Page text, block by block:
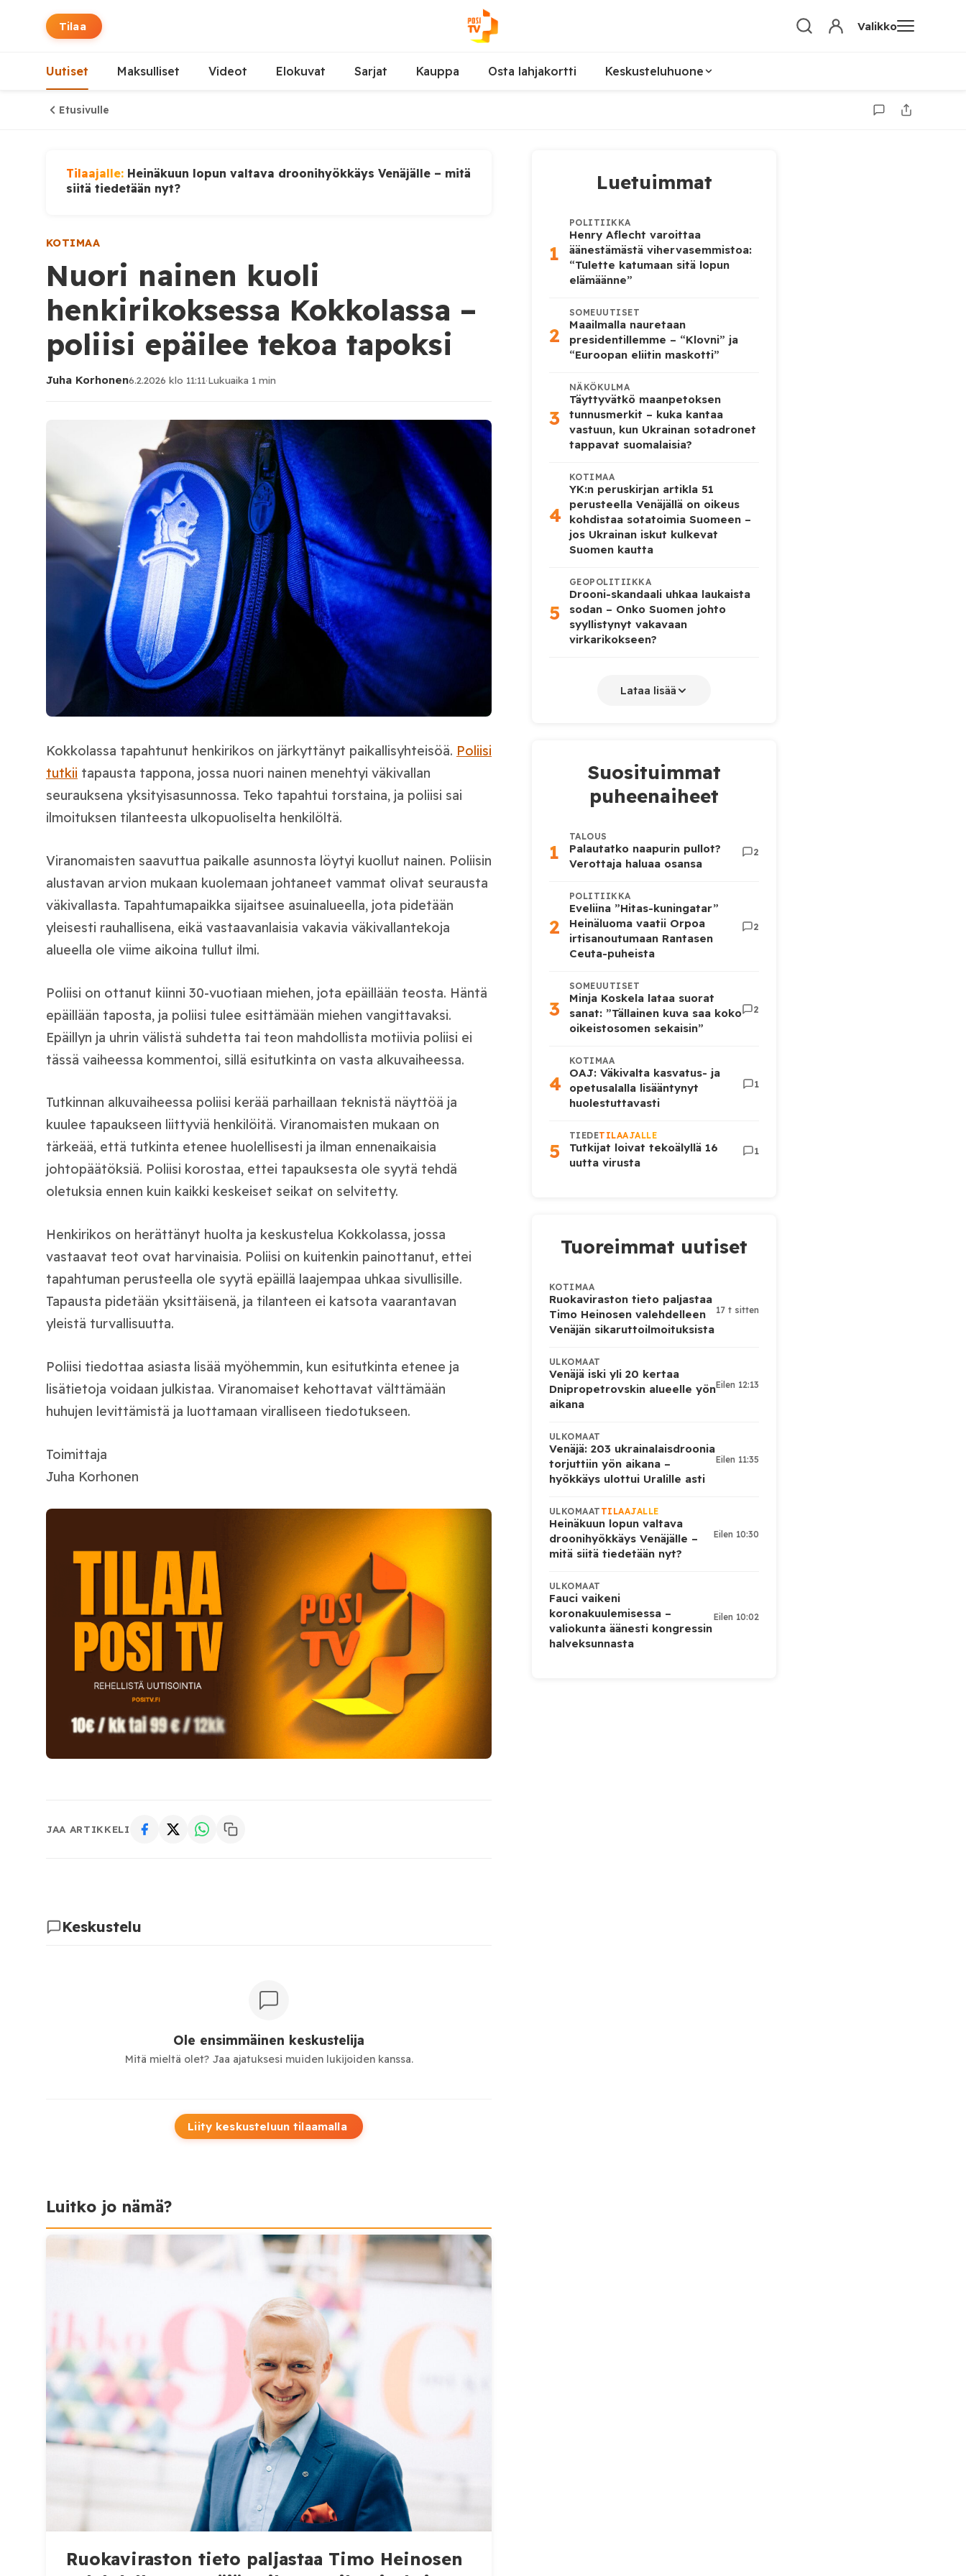
Tilaa Valikko
Uutiset Maksulliset Videot Elokuvat Sarjat Kauppa Osta lahjakortti Keskusteluhuone
Etusivulle
Tilaajalle: Heinäkuun lopun valtava droonihyökkäys Venäjälle – mitä
siitä tiedetään nyt?
KOTIMAA
Nuori nainen kuoli
henkirikoksessa Kokkolassa –
poliisi epäilee tekoa tapoksi
Juha Korhonen6.2.2026 klo 11:11·Lukuaika 1 min
Kokkolassa tapahtunut henkirikos on järkyttänyt paikallisyhteisöä. Poliisi
tutkii tapausta tappona, jossa nuori nainen menehtyi väkivallan
seurauksena yksityisasunnossa. Teko tapahtui torstaina, ja poliisi sai
ilmoituksen tilanteesta ulkopuoliselta henkilöltä.
Viranomaisten saavuttua paikalle asunnosta löytyi kuollut nainen. Poliisin
alustavan arvion mukaan kuolemaan johtaneet vammat olivat seurausta
väkivallasta. Tapahtumapaikka sijaitsee asuinalueella, jota pidetään
yleisesti rauhallisena, eikä vastaavanlaisia vakavia väkivallantekoja
alueella ole viime aikoina tullut ilmi.
Poliisi on ottanut kiinni 30-vuotiaan miehen, jota epäillään teosta. Häntä
epäillään taposta, ja poliisi tulee esittämään miehen vangittavaksi.
Epäillyn ja uhrin välistä suhdetta tai teon mahdollista motiivia poliisi ei
tässä vaiheessa kommentoi, sillä esitutkinta on vasta alkuvaiheessa.
Tutkinnan alkuvaiheessa poliisi kerää parhaillaan teknistä näyttöä ja
kuulee tapaukseen liittyviä henkilöitä. Viranomaisten mukaan on
tärkeää, että tutkinta etenee huolellisesti ja ilman ennenaikaisia
johtopäätöksiä. Poliisi korostaa, ettei tapauksesta ole syytä tehdä
oletuksia ennen kuin kaikki keskeiset seikat on selvitetty.
Henkirikos on herättänyt huolta ja keskustelua Kokkolassa, jossa
vastaavat teot ovat harvinaisia. Poliisi on kuitenkin painottanut, ettei
tapahtuman perusteella ole syytä epäillä laajempaa uhkaa sivullisille.
Tapausta pidetään yksittäisenä, ja tilanteen ei katsota vaarantavan
yleistä turvallisuutta.
Poliisi tiedottaa asiasta lisää myöhemmin, kun esitutkinta etenee ja
lisätietoja voidaan julkistaa. Viranomaiset kehottavat välttämään
huhujen levittämistä ja luottamaan viralliseen tiedotukseen.
Toimittaja
Juha Korhonen
JAA ARTIKKELI
Keskustelu
Ole ensimmäinen keskustelija
Mitä mieltä olet? Jaa ajatuksesi muiden lukijoiden kanssa.
Liity keskusteluun tilaamalla
Luitko jo nämä?
Ruokaviraston tieto paljastaa Timo Heinosen
Luetuimmat
1
POLITIIKKA
Henry Aflecht varoittaa
äänestämästä vihervasemmistoa:
“Tulette katumaan sitä lopun
elämäänne”
2
SOMEUUTISET
Maailmalla nauretaan
presidentillemme – “Klovni” ja
“Euroopan eliitin maskotti”
3
NÄKÖKULMA
Täyttyvätkö maanpetoksen
tunnusmerkit – kuka kantaa
vastuun, kun Ukrainan sotadronet
tappavat suomalaisia?
4
KOTIMAA
YK:n peruskirjan artikla 51
perusteella Venäjällä on oikeus
kohdistaa sotatoimia Suomeen –
jos Ukrainan iskut kulkevat
Suomen kautta
5
GEOPOLITIIKKA
Drooni-skandaali uhkaa laukaista
sodan – Onko Suomen johto
syyllistynyt vakavaan
virkarikokseen?
Lataa lisää
Suosituimmat
puheenaiheet
1
TALOUS
Palautatko naapurin pullot?
Verottaja haluaa osansa
2
2
POLITIIKKA
Eveliina ”Hitas-kuningatar”
Heinäluoma vaatii Orpoa
irtisanoutumaan Rantasen
Ceuta-puheista
2
3
SOMEUUTISET
Minja Koskela lataa suorat
sanat: ”Tällainen kuva saa koko
oikeistosomen sekaisin”
2
4
KOTIMAA
OAJ: Väkivalta kasvatus- ja
opetusalalla lisääntynyt
huolestuttavasti
1
5
TIEDETILAAJALLE
Tutkijat loivat tekoälyllä 16
uutta virusta
1
Tuoreimmat uutiset
KOTIMAA
Ruokaviraston tieto paljastaa
Timo Heinosen valehdelleen
Venäjän sikaruttoilmoituksista
17 t sitten
ULKOMAAT
Venäjä iski yli 20 kertaa
Dnipropetrovskin alueelle yön
aikana
Eilen 12:13
ULKOMAAT
Venäjä: 203 ukrainalaisdroonia
torjuttiin yön aikana –
hyökkäys ulottui Uralille asti
Eilen 11:35
ULKOMAAT TILAAJALLE
Heinäkuun lopun valtava
droonihyökkäys Venäjälle –
mitä siitä tiedetään nyt?
Eilen 10:30
ULKOMAAT
Fauci vaikeni
koronakuulemisessa –
valiokunta äänesti kongressin
halveksunnasta
Eilen 10:02